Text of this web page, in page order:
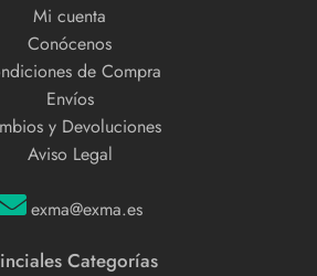
Mi cuenta
Conócenos
de Compra
Envíos
y Devoluciones
Aviso Legal
exma@exma.es
Categorías